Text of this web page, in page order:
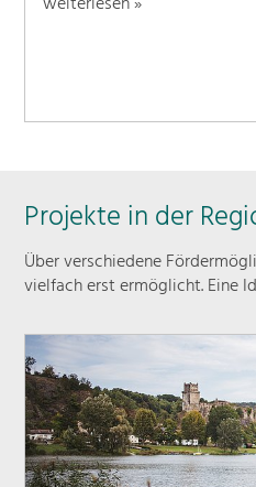
Projekte in der
Über verschiedene
vielfach erst ermöglicht. Eine